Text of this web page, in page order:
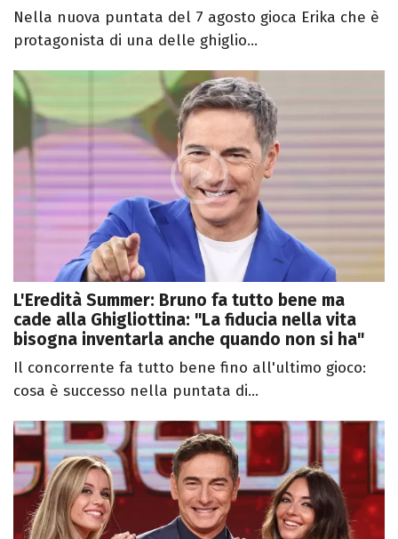
Nella nuova puntata del 7 agosto gioca Erika che è
protagonista di una delle ghiglio...
L'Eredità Summer: Bruno fa tutto bene ma
cade alla Ghigliottina: "La fiducia nella vita
bisogna inventarla anche quando non si ha"
Il concorrente fa tutto bene fino all'ultimo gioco:
cosa è successo nella puntata di...